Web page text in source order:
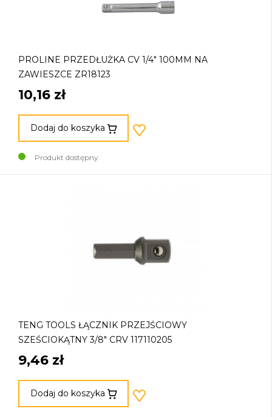
PROLINE PRZEDŁUŻKA CV 1/4" 100MM NA
ZAWIESZCE ZR18123
10,16 zł
Dodaj do koszyka
Produkt dostępny
TENG TOOLS ŁĄCZNIK PRZEJŚCIOWY
SZEŚCIOKĄTNY 3/8" CRV 117110205
9,46 zł
Dodaj do koszyka